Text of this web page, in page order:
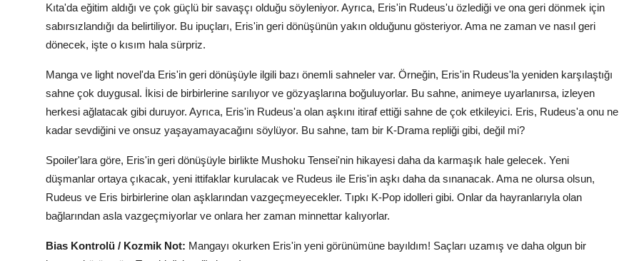
Kıta'da eğitim aldığı ve çok güçlü bir savaşçı olduğu söyleniyor. Ayrıca, Eris'in Rudeus'u özlediği ve ona geri dönmek için
sabırsızlandığı da belirtiliyor. Bu ipuçları, Eris'in geri dönüşünün yakın olduğunu gösteriyor. Ama ne zaman ve nasıl geri
dönecek, işte o kısım hala sürpriz.
Manga ve light novel'da Eris'in geri dönüşüyle ilgili bazı önemli sahneler var. Örneğin, Eris'in Rudeus'la yeniden karşılaştığı
sahne çok duygusal. İkisi de birbirlerine sarılıyor ve gözyaşlarına boğuluyorlar. Bu sahne, animeye uyarlanırsa, izleyen
herkesi ağlatacak gibi duruyor. Ayrıca, Eris'in Rudeus'a olan aşkını itiraf ettiği sahne de çok etkileyici. Eris, Rudeus'a onu ne
kadar sevdiğini ve onsuz yaşayamayacağını söylüyor. Bu sahne, tam bir K-Drama repliği gibi, değil mi?
Spoiler'lara göre, Eris'in geri dönüşüyle birlikte Mushoku Tensei'nin hikayesi daha da karmaşık hale gelecek. Yeni
düşmanlar ortaya çıkacak, yeni ittifaklar kurulacak ve Rudeus ile Eris'in aşkı daha da sınanacak. Ama ne olursa olsun,
Rudeus ve Eris birbirlerine olan aşklarından vazgeçmeyecekler. Tıpkı K-Pop idolleri gibi. Onlar da hayranlarıyla olan
bağlarından asla vazgeçmiyorlar ve onlara her zaman minnettar kalıyorlar.
Bias Kontrolü / Kozmik Not: Mangayı okurken Eris'in yeni görünümüne bayıldım! Saçları uzamış ve daha olgun bir